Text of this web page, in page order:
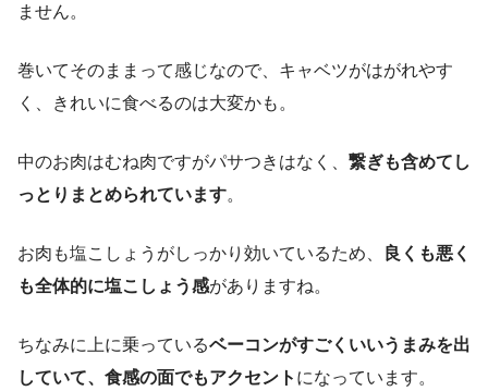
ません。
巻いてそのままって感じなので、キャベツがはがれやす
く、きれいに食べるのは大変かも。
中のお肉はむね肉ですがパサつきはなく、 繋ぎも含めてし
っとりまとめられています。
お肉も塩こしょうがしっかり効いているため、
良くも悪く
も全体的に塩こしょう感がありますね。
ちなみに上に乗っているベーコンがすごくいいうまみを出
していて、食感の面でもアクセント になっています。